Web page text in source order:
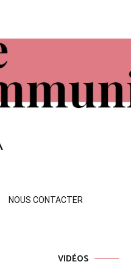
NOUS CONTACTER
VIDÉOS